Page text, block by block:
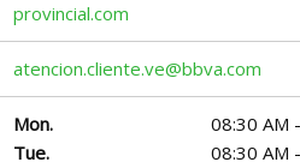
provincial.com
atencion.cliente.ve@bbva.com
Mon.
08:30 AM
Tue.
08:30 AM